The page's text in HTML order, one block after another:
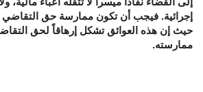
إجرائية. فيجب أن تكون ممارسة حق التقاضي
حيث إن هذه العوائق تشكل إرهاقاً لحق
ممارسته.